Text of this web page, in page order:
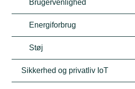
Brugervenlighed
Energiforbrug
Støj
Sikkerhed og privatliv IoT